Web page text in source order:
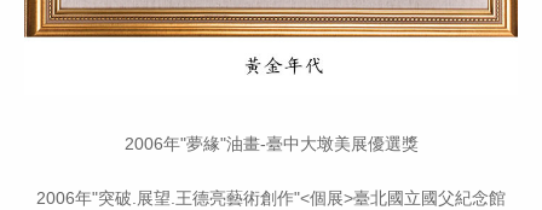
2006年"夢緣"油畫-臺中大墩美展優選獎
2006年"突破.展望.王德亮藝術創作"<個展>臺北國立國父紀念館